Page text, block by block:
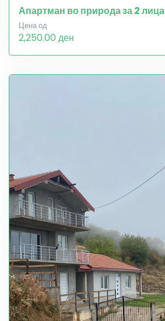
Апартман во природа за 2 лица
Цена од
2,250.00 ден